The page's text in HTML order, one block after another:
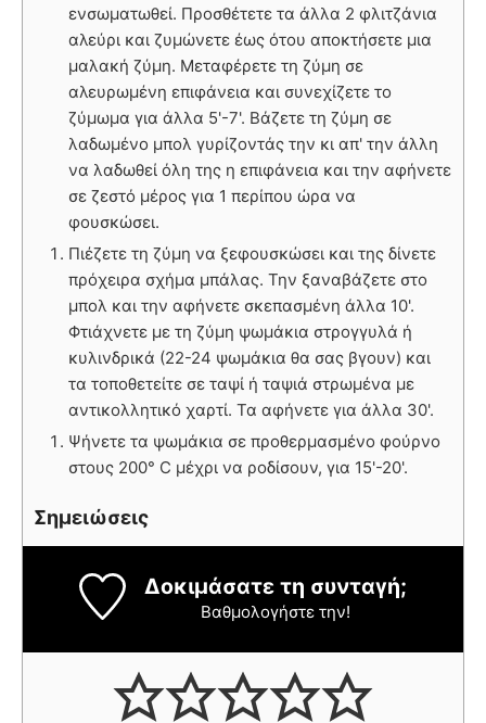
ενσωματωθεί. Προσθέτετε τα άλλα 2 φλιτζάνια
αλεύρι και ζυμώνετε έως ότου αποκτήσετε μια
μαλακή ζύμη. Μεταφέρετε τη ζύμη σε
αλευρωμένη επιφάνεια και συνεχίζετε το
ζύμωμα για άλλα 5'-7'. Βάζετε τη ζύμη σε
λαδωμένο μπολ γυρίζοντάς την κι απ' την άλλη
να λαδωθεί όλη της η επιφάνεια και την αφήνετε
σε ζεστό μέρος για 1 περίπου ώρα να
φουσκώσει.
Πιέζετε τη ζύμη να ξεφουσκώσει και της δίνετε
πρόχειρα σχήμα μπάλας. Την ξαναβάζετε στο
μπολ και την αφήνετε σκεπασμένη άλλα 10'.
Φτιάχνετε με τη ζύμη ψωμάκια στρογγυλά ή
κυλινδρικά (22-24 ψωμάκια θα σας βγουν) και
τα τοποθετείτε σε ταψί ή ταψιά στρωμένα με
αντικολλητικό χαρτί. Τα αφήνετε για άλλα 30'.
Ψήνετε τα ψωμάκια σε προθερμασμένο φούρνο
στους 200° C μέχρι να ροδίσουν, για 15'-20'.
Σημειώσεις
Δοκιμάσατε τη συνταγή;
Βαθμολογήστε την!